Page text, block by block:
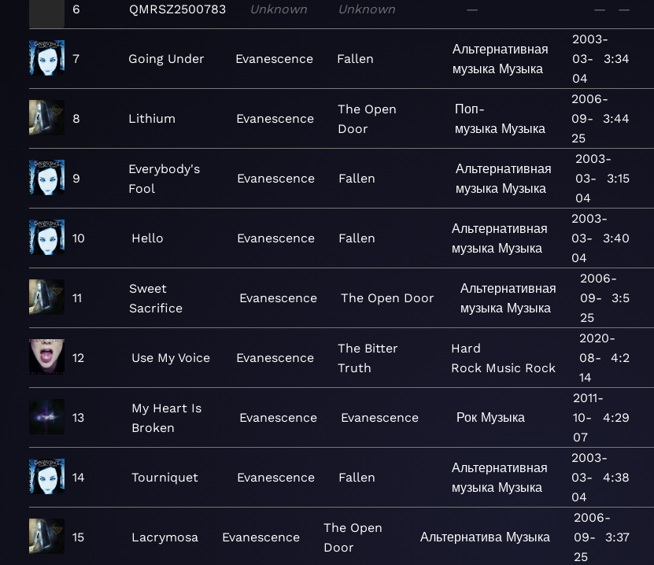
6 QMRSZ2500783 Unknown Unknown — — —
7 Going Under Evanescence Fallen
Альтернативная
музыка Музыка
2003-
03-
04
3:34
8 Lithium Evanescence
The Open
Door
Поп-
музыка Музыка
2006-
09-
25
3:44
9
Everybody's
Fool
Evanescence Fallen
Альтернативная
музыка Музыка
2003-
03-
04
3:15
10 Hello Evanescence Fallen
Альтернативная
музыка Музыка
2003-
03-
04
3:40
11
Sweet
Sacrifice
Evanescence The Open Door
Альтернативная
музыка Музыка
2006-
09-
25
3:5
12 Use My Voice Evanescence
The Bitter
Truth
Hard
Rock Music Rock
2020-
08-
14
4:2
13
My Heart Is
Broken
Evanescence Evanescence Рок Музыка
2011-
10-
07
4:29
14 Tourniquet Evanescence Fallen
Альтернативная
музыка Музыка
2003-
03-
04
4:38
15 Lacrymosa Evanescence
The Open
Door
Альтернатива Музыка
2006-
09-
25
3:37